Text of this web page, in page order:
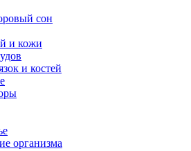
сон
и кожи
и костей
организма